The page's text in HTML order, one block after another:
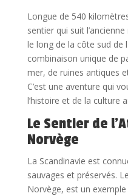
Longue de 540
sentier qui suit
le long de la côte sud de
combinaison unique de
mer, de ruines antiques
C’est une aventure qui
l’histoire et de la culture
Le Sentier de
Norvège
La Scandinavie est
sauvages et préservés.
Norvège, est un